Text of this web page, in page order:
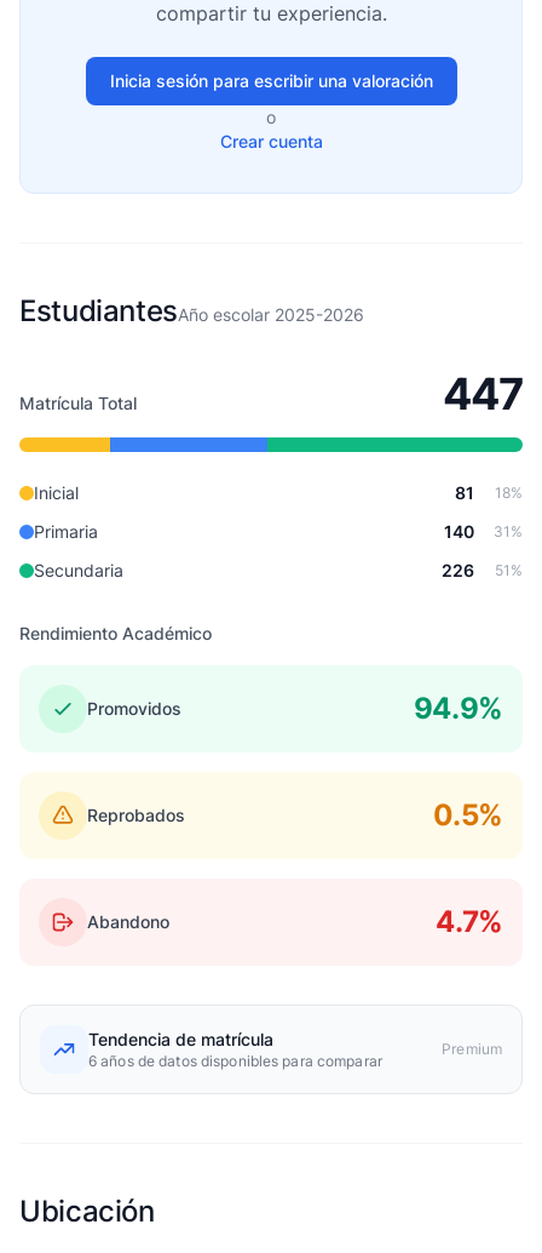
compartir tu experiencia.
Inicia sesión para escribir una valoración
o
Crear cuenta
EstudiantesAño escolar 2025-2026
Matrícula Total 447
Inicial 81 18%
Primaria 140 31%
Secundaria 226 51%
Rendimiento Académico
Promovidos 94.9%
Reprobados 0.5%
Abandono 4.7%
Tendencia de matrícula
6 años de datos disponibles para comparar
Premium
Ubicación